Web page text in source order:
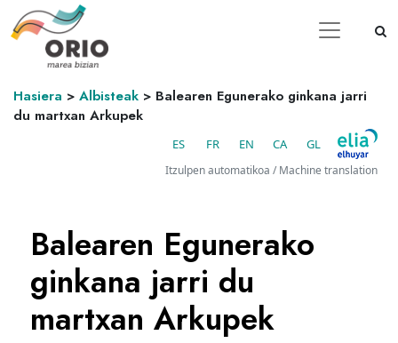
Hasiera > Albisteak > Balearen Egunerako ginkana jarri
du martxan Arkupek
ES FR EN CA GL
Itzulpen automatikoa / Machine translation
Balearen Egunerako
ginkana jarri du
martxan Arkupek